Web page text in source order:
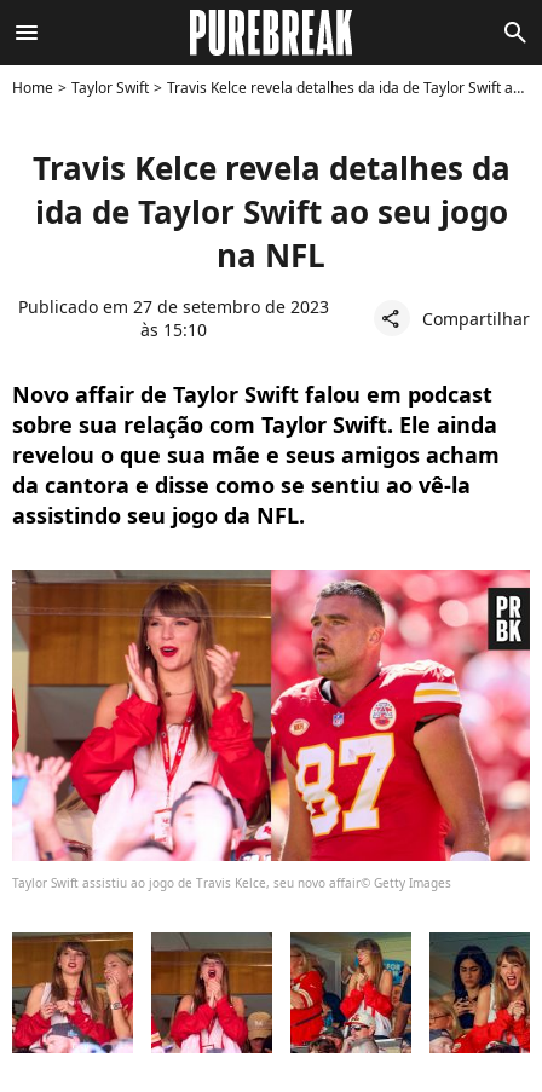
menu search
Home Taylor Swift Travis Kelce revela detalhes da ida de Taylor Swift ao seu jogo na NFL
Travis Kelce revela detalhes da
ida de Taylor Swift ao seu jogo
na NFL
Publicado em 27 de setembro de 2023
às 15:10
share Compartilhar
Novo affair de Taylor Swift falou em podcast
sobre sua relação com Taylor Swift. Ele ainda
revelou o que sua mãe e seus amigos acham
da cantora e disse como se sentiu ao vê-la
assistindo seu jogo da NFL.
Taylor Swift assistiu ao jogo de Travis Kelce, seu novo affair© Getty Images